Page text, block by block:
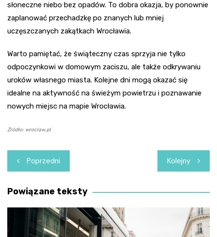
słoneczne niebo bez opadów. To dobra okazja, by ponownie
zaplanować przechadzkę po znanych lub mniej
uczęszczanych zakątkach Wrocławia.
Warto pamiętać, że świąteczny czas sprzyja nie tylko
odpoczynkowi w domowym zaciszu, ale także odkrywaniu
uroków własnego miasta. Kolejne dni mogą okazać się
idealne na aktywność na świeżym powietrzu i poznawanie
nowych miejsc na mapie Wrocławia.
Źródło: wroclaw.pl
Nawigacja
wpisu
Poprzedni Kolejny
Powiązane teksty